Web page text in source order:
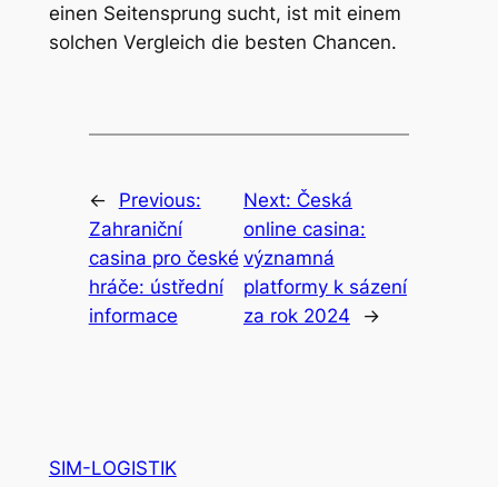
einen Seitensprung sucht, ist mit einem
solchen Vergleich die besten Chancen.
←
Previous:
Zahraniční
casina pro české
hráče: ústřední
informace
Next: Česká
online casina:
významná
platformy k sázení
za rok 2024
→
SIM-LOGISTIK